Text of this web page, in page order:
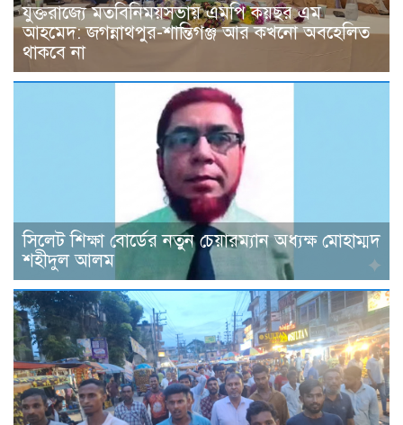
যুক্তরাজ্যে মতবিনিময়সভায় এমপি কয়ছর এম
আহমেদ: জগন্নাথপুর-শান্তিগঞ্জ আর কখনো অবহেলিত
থাকবে না
সিলেট শিক্ষা বোর্ডের নতুন চেয়ারম্যান অধ্যক্ষ মোহাম্মদ
শহীদুল আলম